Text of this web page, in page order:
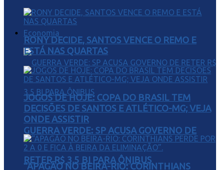
Economia
GUERRA VERDE: SP ACUSA GOVERNO DE
RETER R$ 3,5 BI PARA ÔNIBUS
RONY DECIDE, SANTOS VENCE O REMO E
ESTÁ NAS QUARTAS
JOGOS DE HOJE: COPA DO BRASIL TEM
DECISÕES DE SANTOS E ATLÉTICO-MG; VEJA
ONDE ASSISTIR
“APAGÃO NO BEIRA-RIO: CORINTHIANS